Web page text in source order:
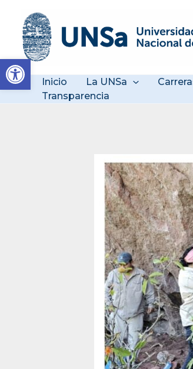
Abrir barra de
contenido
Inicio La UNSa
Transparencia